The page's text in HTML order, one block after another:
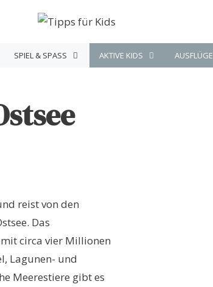
SPIEL & SPASS AKTIVE KIDS
reist von den
Das
circa vier Millionen
Lagunen- und
Meerestiere gibt es